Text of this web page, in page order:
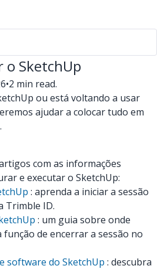
o SketchUp
•2 min read.
ou está voltando a usar
ajudar a colocar tudo em
com as informações
e executar o SketchUp:
: aprenda a iniciar a sessão
Trimble ID.
: um guia sobre onde
de encerrar a sessão no
software do SketchUp : descubra